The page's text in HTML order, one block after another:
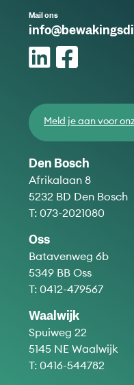
Mail ons
Meld je aan voor
Den Bosch
Afrikalaan 8
5232 BD Den Bosch
T: 073-2021080
Oss
Batavenweg 6b
5349 BB Oss
T: 0412-479567
Waalwijk
Spuiweg 22
5145 NE Waalwijk
T: 0416-544782